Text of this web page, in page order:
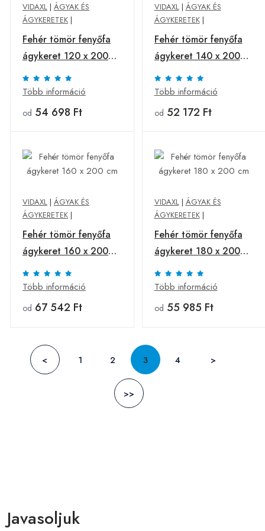
VIDAXL | ÁGYAK ÉS
ÁGYKERETEK |
Fehér tömör fenyőfa
ágykeret 120 x 200
cm
Több információ
od 54 698 Ft
VIDAXL| ÁGYAK ÉS
ÁGYKERETEK|
Fehér tömör fenyőfa
ágykeret 140 x 200
cm
Több információ
od 52 172 Ft
VIDAXL | ÁGYAK ÉS
ÁGYKERETEK |
Fehér tömör fenyőfa
ágykeret 160 x 200
cm
Több információ
od 67 542 Ft
VIDAXL| ÁGYAK ÉS
ÁGYKERETEK|
Fehér tömör fenyőfa
ágykeret 180 x 200
cm
Több információ
od 55 985 Ft
< 1 2 3 4 >
>>
Javasoljuk